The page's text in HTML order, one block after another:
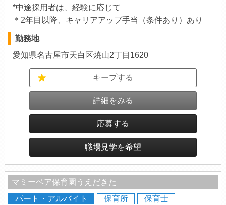
*中途採用者は、経験に応じて
＊2年目以降、キャリアアップ手当（条件あり）あり
勤務地
愛知県名古屋市天白区焼山2丁目1620
キープする
詳細をみる
応募する
職場見学を希望
マミーベア保育園うえだきた
パート・アルバイト
保育所
保育士